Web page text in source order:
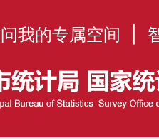
我的专属空间